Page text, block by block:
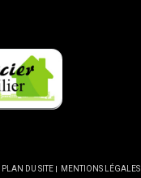
PLAN DU SITE MENTIONS LÉGALES